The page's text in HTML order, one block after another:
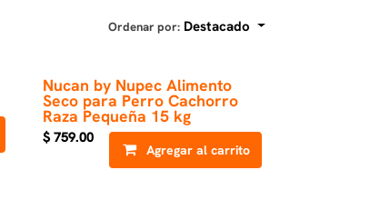
Ordenar por: Destacado
Nucan by Nupec Alimento
Seco para Perro Cachorro
Raza Pequeña 15 kg
$759.00
Agregar al carrito